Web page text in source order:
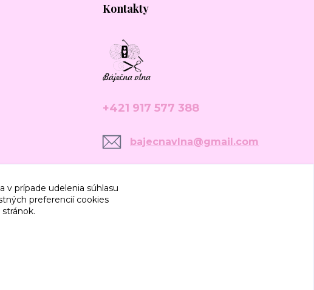
Kontakty
+421 917 577 388
bajecnavlna@gmail.com
v prípade udelenia súhlasu
preferencií cookies